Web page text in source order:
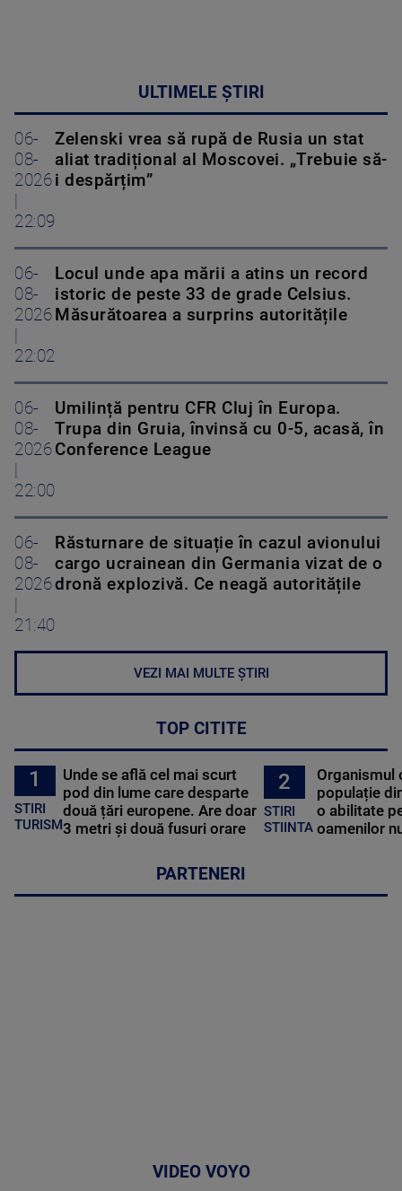
ULTIMELE ȘTIRI
06-
08-
2026
|
22:09
Zelenski vrea să rupă de Rusia un stat
aliat tradițional al Moscovei. „Trebuie să-
i despărțim”
06-
08-
2026
|
22:02
Locul unde apa mării a atins un record
istoric de peste 33 de grade Celsius.
Măsurătoarea a surprins autoritățile
06-
08-
2026
|
22:00
Umilință pentru CFR Cluj în Europa.
Trupa din Gruia, învinsă cu 0-5, acasă, în
Conference League
06-
08-
2026
|
21:40
Răsturnare de situație în cazul avionului
cargo ucrainean din Germania vizat de o
dronă explozivă. Ce neagă autoritățile
VEZI MAI MULTE ȘTIRI
TOP CITITE
1
STIRI
TURISM
Unde se află cel mai scurt
pod din lume care desparte
două țări europene. Are doar
3 metri și două fusuri orare
2
STIRI
STIINTA
Organismul
populație
o abilitate
oamenilor
PARTENERI
VIDEO VOYO